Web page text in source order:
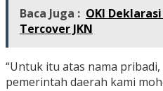
Baca Juga : OKI
Tercover JKN
“Untuk itu atas nama
pemerintah daerah kami